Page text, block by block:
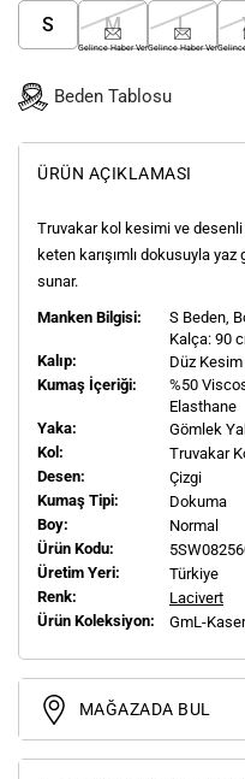
S M
Gelince Haber Ver
L
Gelince Haber Ver
Beden Tablosu
ÜRÜN AÇIKLAMASI
Truvakar kol kesimi ve
keten karışımlı dokusuyla
sunar.
Manken Bilgisi:
S Beden,
Kalça: 90
Kalıp:
Düz Kesim
Kumaş İçeriği:
%50
Elasthane
Yaka:
Gömlek
Kol:
Truvakar
Desen:
Çizgi
Kumaş Tipi:
Dokuma
Boy:
Normal
Ürün Kodu:
Üretim Yeri:
Türkiye
Renk:
Lacivert
Ürün Koleksiyon:
GmL-
MAĞAZADA BUL